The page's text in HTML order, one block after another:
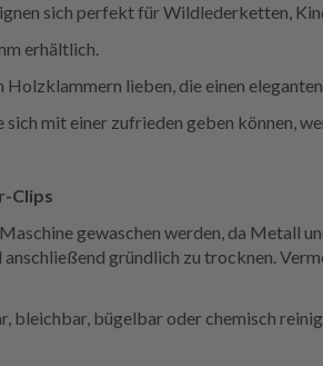
sich perfekt für Wildlederketten,
erhältlich.
Holzklammern lieben, die einen
mit einer zufrieden geben können,
Clips
gewaschen werden, da Metall
gründlich zu trocknen.
bleichbar, bügelbar oder chemisch